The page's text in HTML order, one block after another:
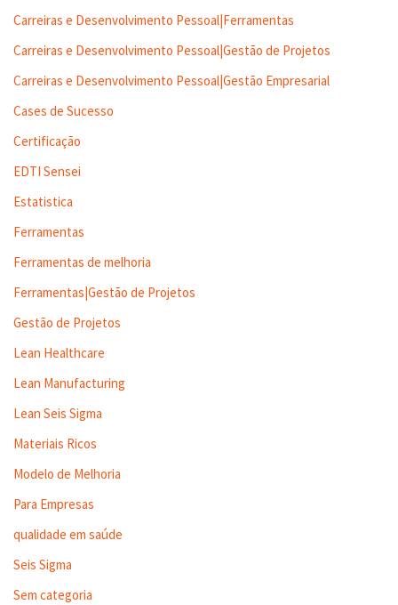
Carreiras e Desenvolvimento Pessoal|Ferramentas
Carreiras e Desenvolvimento Pessoal|Gestão de Projetos
Carreiras e Desenvolvimento Pessoal|Gestão Empresarial
Cases de Sucesso
Certificação
EDTI Sensei
Estatistica
Ferramentas
Ferramentas de melhoria
Ferramentas|Gestão de Projetos
Gestão de Projetos
Lean Healthcare
Lean Manufacturing
Lean Seis Sigma
Materiais Ricos
Modelo de Melhoria
Para Empresas
qualidade em saúde
Seis Sigma
Sem categoria